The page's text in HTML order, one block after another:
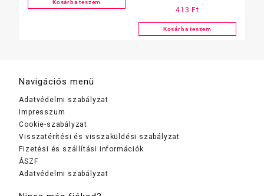
Kosárba teszem
60×70 cm, 20 db/tekercs,
15 mikron (Z)(1 tekercs)
413 Ft
Kosárba teszem
Navigációs menü
Adatvédelmi szabályzat
Impresszum
Cookie-szabályzat
Visszatérítési és visszaküldési szabályzat
Fizetési és szállítási információk
ÁSZF
Adatvédelmi szabályzat